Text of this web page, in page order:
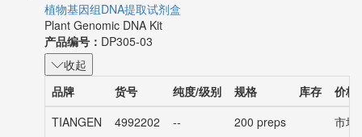
植物基因组DNA提取试剂盒
Plant Genomic DNA Kit
产品编号： DP305-03
收起
品牌
货号 纯度/级别 规格 库存
价格
TIANGEN
4992202 -- 200 preps 市场